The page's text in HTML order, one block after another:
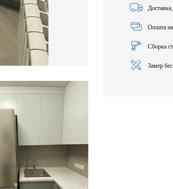
Оплата
Сборка
Замер